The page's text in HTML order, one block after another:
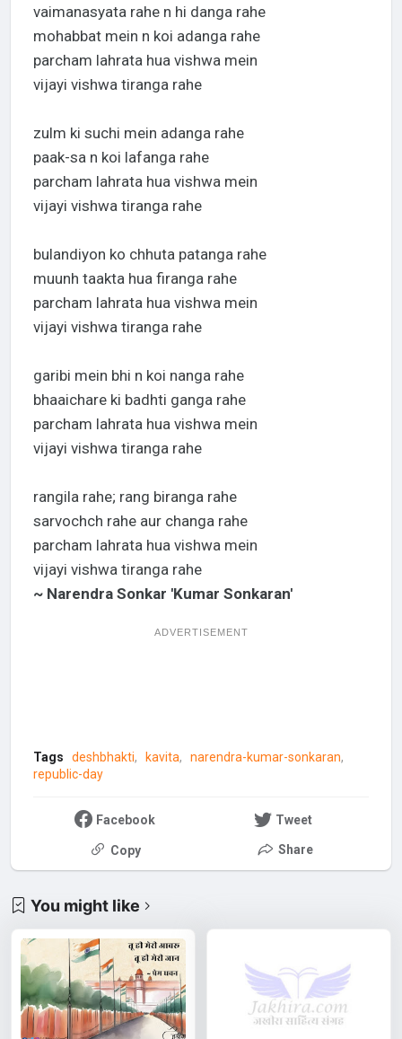
vaimanasyata rahe n hi danga rahe
mohabbat mein n koi adanga rahe
parcham lahrata hua vishwa mein
vijayi vishwa tiranga rahe
zulm ki suchi mein adanga rahe
paak-sa n koi lafanga rahe
parcham lahrata hua vishwa mein
vijayi vishwa tiranga rahe
bulandiyon ko chhuta patanga rahe
muunh taakta hua firanga rahe
parcham lahrata hua vishwa mein
vijayi vishwa tiranga rahe
garibi mein bhi n koi nanga rahe
bhaaichare ki badhti ganga rahe
parcham lahrata hua vishwa mein
vijayi vishwa tiranga rahe
rangila rahe; rang biranga rahe
sarvochch rahe aur changa rahe
parcham lahrata hua vishwa mein
vijayi vishwa tiranga rahe
~ Narendra Sonkar 'Kumar Sonkaran'
ADVERTISEMENT
Tags deshbhakti kavita
narendra-kumar-sonkaran
republic-day
Facebook Tweet
Copy Share
You might like